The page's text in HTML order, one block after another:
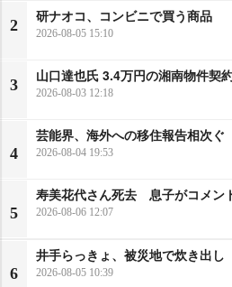
2
研ナオコ、コンビニで買う商品
2026-08-05 15:10
3
山口達也氏 3.4万円の湘南物件契
2026-08-03 12:18
4
芸能界、海外への移住報告相次ぐ
2026-08-04 19:53
5
寿美花代さん死去 息子がコメン
2026-08-06 12:07
6
井手らっきょ、被災地で炊き出し
2026-08-05 10:39